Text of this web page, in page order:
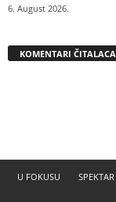
6. August 2026.
KOMENTARI ČITALACA
U FOKUSU SPEKTAR